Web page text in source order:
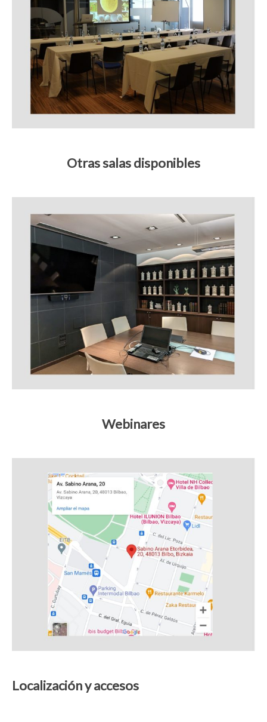
Otras salas disponibles
Webinares
Localización y accesos